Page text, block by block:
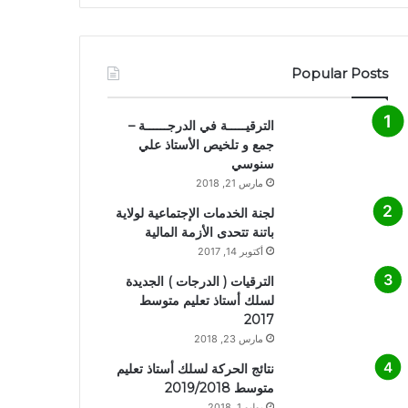
Popular Posts
الترقيـــــة في الدرجــــــة –
جمع و تلخيص الأستاذ علي
سنوسي
مارس 21, 2018
لجنة الخدمات الإجتماعية لولاية
باتنة تتحدى الأزمة المالية
أكتوبر 14, 2017
الترقيات ( الدرجات ) الجديدة
لسلك أستاذ تعليم متوسط
2017
مارس 23, 2018
نتائج الحركة لسلك أستاذ تعليم
متوسط 2019/2018